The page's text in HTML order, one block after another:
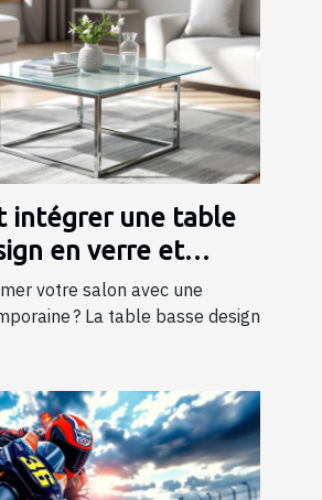
intégrer une table
en verre et
votre salon ?
votre salon avec une
? La table basse design